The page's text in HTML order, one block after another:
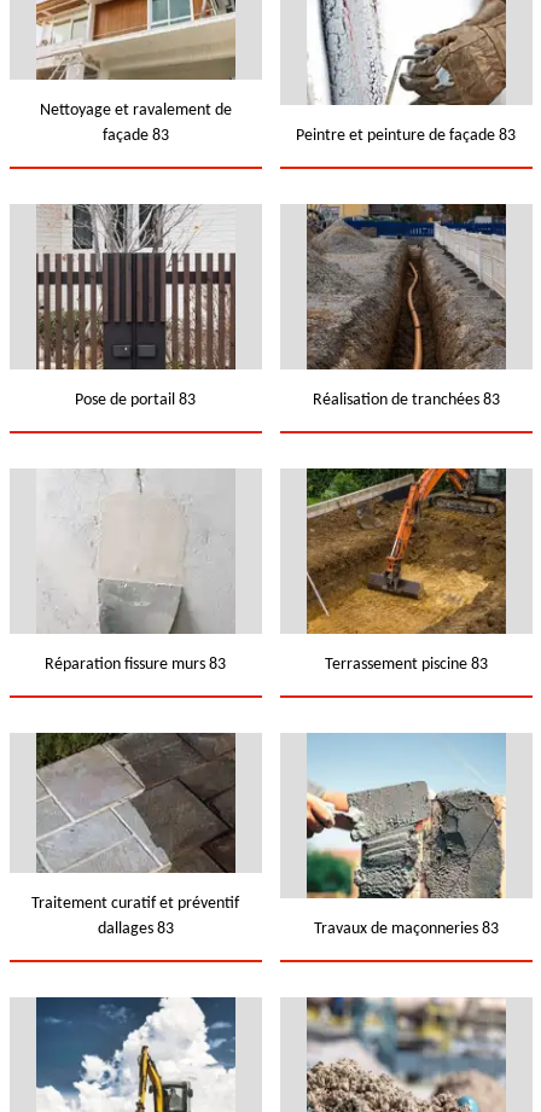
Nettoyage et ravalement de
façade 83
Peintre et peinture de façade 83
Pose de portail 83 Réalisation de tranchées 83
Réparation fissure murs 83 Terrassement piscine 83
Traitement curatif et préventif
dallages 83
Travaux de maçonneries 83